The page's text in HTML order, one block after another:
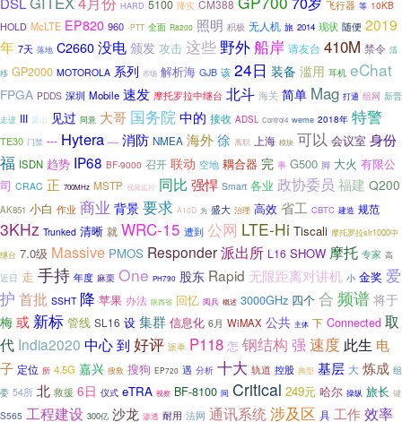
HARD 5100 降实 CM388 飞行器 等 10KB
HOLD McLTE EP820 960 -PTT 全面 R8200 照明 积极 无人机 旅 2014 现状 随便 2019
年 7天 落地 C2660没电 颁发 攻击 这些野外船岸 请友台 410M 禁令 清
移 GP2000 MOTOROLA 系列 市场 解析海 GJB 该 24日 装备 滥用 耳机 eChat
FPGA PDDS 深圳 Mobile 速发 摩托罗拉中继台 北斗 海关 简单 Mag 打通 组网 新晋
走进 III 蒙山 见过 同意 大哥 国务院中的 接收 ADSL Control4 weme 2018年 特警
TE30 门禁 --- Hytera ---- 消防 NMEA 海外徐 离职 上海 模块 可以 会议室 身份
福 ISDN 趋势 IP68 BF-9000 召开 联动 空地 耦合器 完 事 G500 脚 大火 有限公
司 CRAC 正 700MHz MSTP 视频监控 同比 强悍 Smart 各业 政协委员 福建 Q200
AK851 小白 作业 商业 背景 要求 A10D 为 盛大 治理 高效 省工 CBTC 建造 规范
3KHz Trunked 清晰 就 WRC-15 遭到 公网 LTE-Hi Tiscali 摩托罗拉slr1000中
继台 7.0级 Massive PMOS Responder派出所 L16 SHOW 摩托 专家 高
近日 走 手持 年度 麻栗 One PH790 股东 Rapid 无限距离对讲机 小 金奖 爱
护 首批 SSHT 降 苹果 办法 陕西省 回忆 阅兵 概述 3000GHz 四个 合 频谱 将于
梅 或 新标 管线 SL16 设 集群 信息化 6月 WiMAX 公共 主体 下 Connected 取
代 India2020 中心到 好评 派单 P118 怎 钢结构 强 速度 此生 电
子 定位 所 4.5G 嘉兴 搜救 搜狗 EP720 遇 分析 十大 轨道 控股 典型 基层 大 炼成 组
委 54所 北 救援 6日 仪式 eTRA 视察 BF-8100 间 Critical 249元 哈尔 操纵 旅长 键
S565 工程建设 300亿 沙龙 渗透 耐用 法网 通讯系统涉及区 具 工作效率